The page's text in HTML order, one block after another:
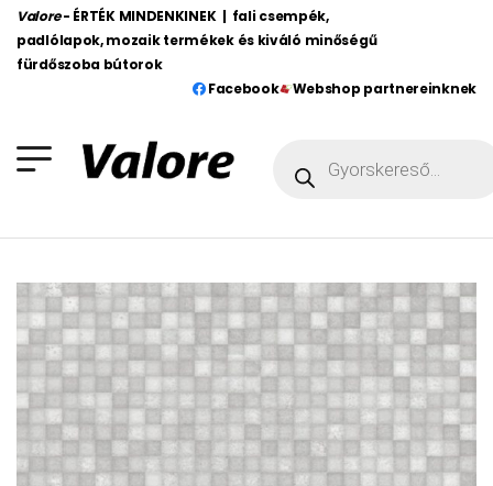
Valore - ÉRTÉK MINDENKINEK | fali csempék,
padlólapok, mozaik termékek és kiváló minőségű
fürdőszoba bútorok
Facebook
Webshop partnereinknek